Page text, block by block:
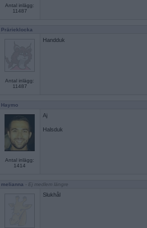
Antal inlägg:
11487
Prärieklocka
Antal inlägg:
11487
Handduk
Haymo
Antal inlägg:
1414
Aj
Halsduk
melianna - Ej medlem längre
Slukhål